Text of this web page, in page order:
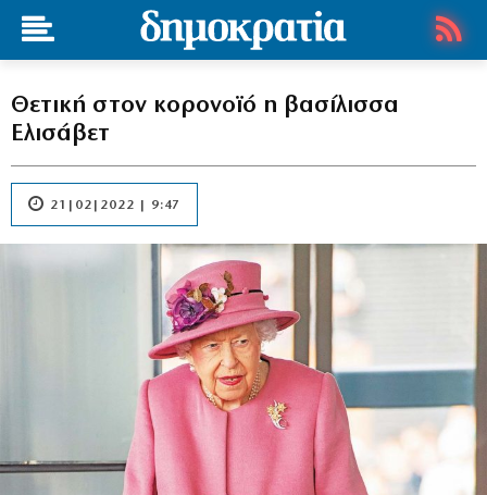
Θετική στον κορονοϊό η βασίλισσα
Ελισάβετ
21|02|2022 | 9:47